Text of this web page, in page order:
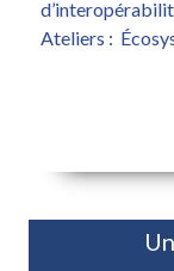
Ateliers :